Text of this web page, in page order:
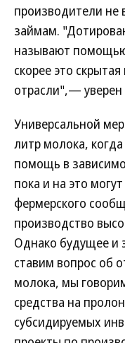
производители не
займам.
называют
скорее это
отрасли",—
Универсальной
литр молока,
помощь в
пока и на это
фермерского
производство
Однако будущее и
ставим вопрос об
молока, мы
средства на
субсидируемых